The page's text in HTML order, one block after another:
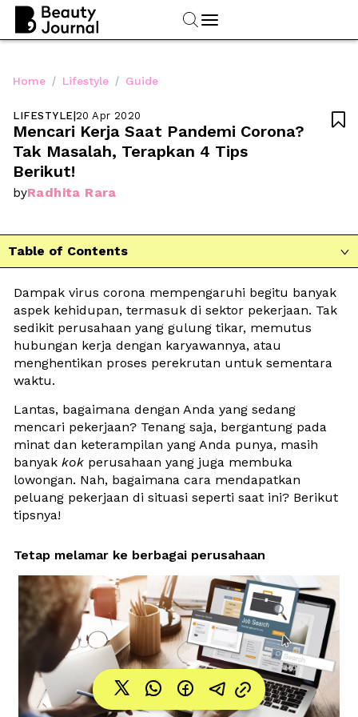
Home / Lifestyle / Guide
LIFESTYLE|20 Apr 2020
Mencari Kerja Saat Pandemi Corona?
Tak Masalah, Terapkan 4 Tips
Berikut!
byRadhita Rara

Table of Contents 
Dampak virus corona mempengaruhi begitu banyak
aspek kehidupan, termasuk di sektor pekerjaan. Tak
sedikit perusahaan yang gulung tikar, memutus
hubungan kerja dengan karyawannya, atau
menghentikan proses perekrutan untuk sementara
waktu.
Lantas, bagaimana dengan Anda yang sedang
mencari pekerjaan? Tenang saja, bergantung pada
minat dan keterampilan yang Anda punya, masih
banyak kok perusahaan yang juga membuka
lowongan. Nah, bagaimana cara mendapatkan
peluang pekerjaan di situasi seperti saat ini? Berikut
tipsnya!
Tetap melamar ke berbagai perusahaan